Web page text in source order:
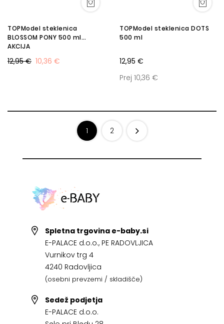
TOPModel steklenica
BLOSSOM PONY 500 ml
AKCIJA
10,36 €
12,95 €
TOPModel steklenica DOTS
500 ml
12,95 €
Prej 10,36 €
1 2
Spletna trgovina e-baby.si
E-PALACE d.o.o., PE RADOVLJICA
Vurnikov trg 4
4240 Radovljica
(osebni prevzemi / skladišče)
Sedež podjetja
E-PALACE d.o.o.